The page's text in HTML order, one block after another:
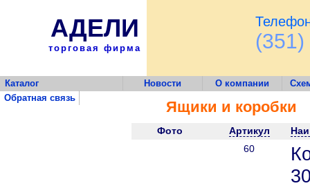
АДЕЛИ
торговая фирма (351)
Каталог Новости О компании
Обратная связь
Ящики и коробки
Фото Артикул
60